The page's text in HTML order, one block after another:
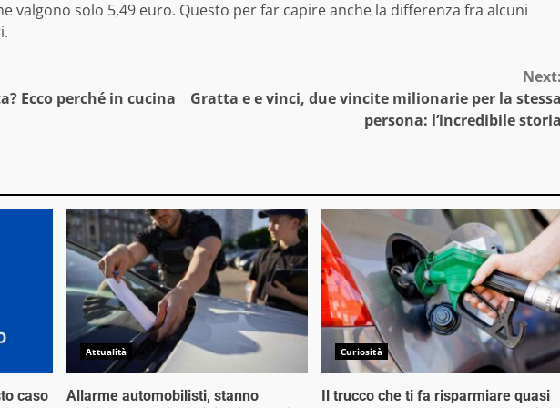
valgono solo 5,49 euro. Questo per far capire anche la differenza fra alcuni
Ecco perché in cucina
Next:
Gratta e e vinci, due vincite milionarie per la stessa
persona: l’incredibile storia
caso
Attualità
Allarme automobilisti, stanno
Curiosità
Il trucco che ti fa risparmiare quasi